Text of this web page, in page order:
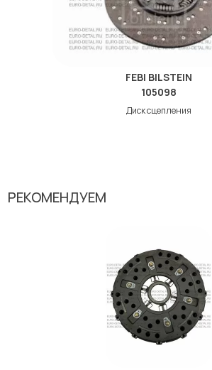
FEBI BILSTEIN
105098
Диск сцепления
РЕКОМЕНДУЕМ